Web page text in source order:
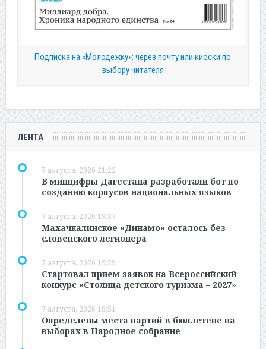
Подписка на «Молодежку»: через почту или киоски по
выбору читателя
ЛЕНТА
7 августа, 2026 21:22
В минцифры Дагестана разработали бот по
созданию корпусов национальных языков
7 августа, 2026 19:37
Махачкалинское «Динамо» осталось без
словенского легионера
7 августа, 2026 19:29
Стартовал прием заявок на Всероссийский
конкурс «Столица детского туризма – 2027»
7 августа, 2026 18:51
Определены места партий в бюллетене на
выборах в Народное собрание